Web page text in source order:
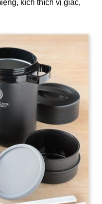
kích thích vị giác,